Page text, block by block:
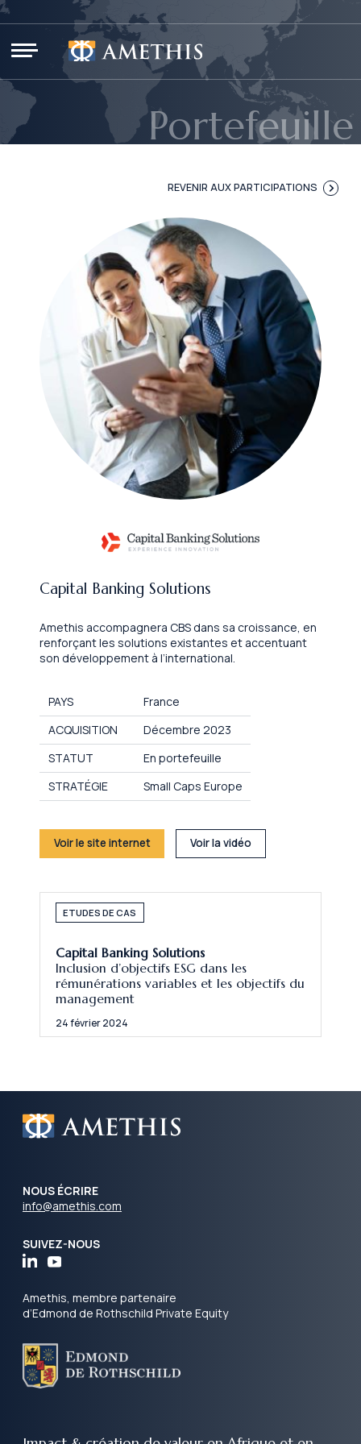
Portefeuille
REVENIR AUX PARTICIPATIONS
Capital Banking Solutions
Amethis accompagnera CBS dans sa croissance, en
renforçant les solutions existantes et accentuant
son développement à l’international.
PAYS
France
ACQUISITION
Décembre 2023
STATUT
En portefeuille
STRATÉGIE
Small Caps Europe
Voir le site internet Voir la vidéo
ETUDES DE CAS
Capital Banking Solutions
Inclusion d’objectifs ESG dans les
rémunérations variables et les objectifs du
management
24 février 2024
NOUS ÉCRIRE
info@amethis.com
SUIVEZ-NOUS
Amethis, membre partenaire
d’Edmond de Rothschild Private Equity
Panneau de gestion des cookies